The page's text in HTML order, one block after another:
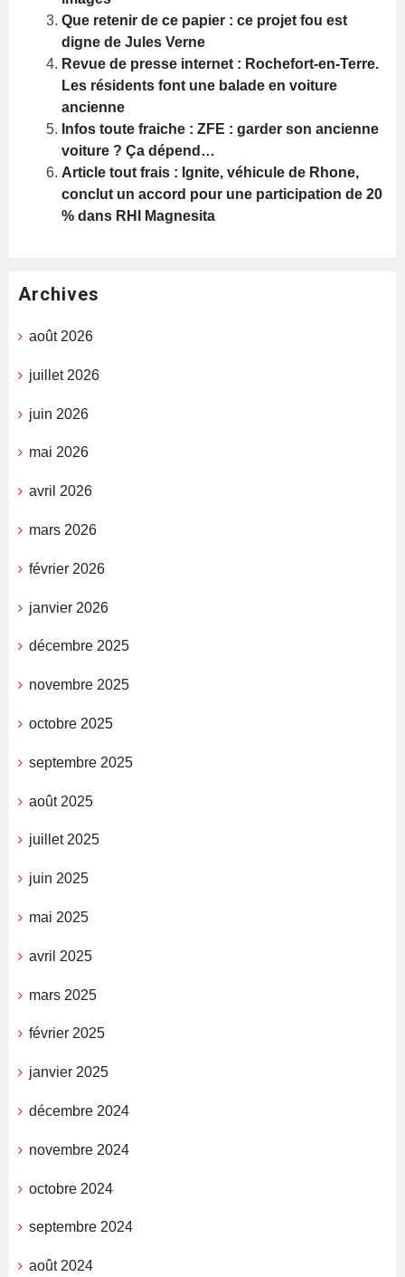
Que retenir de ce papier : ce projet fou est
digne de Jules Verne
Revue de presse internet : Rochefort-en-Terre.
Les résidents font une balade en voiture
ancienne
Infos toute fraiche : ZFE : garder son ancienne
voiture ? Ça dépend…
Article tout frais : Ignite, véhicule de Rhone,
conclut un accord pour une participation de 20
% dans RHI Magnesita
Archives
août 2026
juillet 2026
juin 2026
mai 2026
avril 2026
mars 2026
février 2026
janvier 2026
décembre 2025
novembre 2025
octobre 2025
septembre 2025
août 2025
juillet 2025
juin 2025
mai 2025
avril 2025
mars 2025
février 2025
janvier 2025
décembre 2024
novembre 2024
octobre 2024
septembre 2024
août 2024